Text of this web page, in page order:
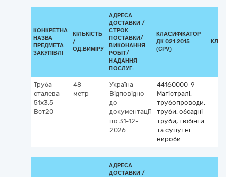
КОНКРЕТНА
НАЗВА
ПРЕДМЕТА
ЗАКУПІВЛІ
КІЛЬКІСТЬ
/
ОД.ВИМІРУ
АДРЕСА
ДОСТАВКИ /
СТРОК
ПОСТАВКИ/
ВИКОНАННЯ
РОБІТ/
НАДАННЯ
ПОСЛУГ:
КЛАСИФІКАТОР
ДК 021:2015
(CPV)
Труба
сталева
51х3,5
Вст20
48
метр
Україна
Відповідно
до
документації
по 31-12-
2026
44160000-9
Магістралі,
трубопроводи,
труби, обсадні
труби, тюбінги
та супутні
вироби
АДРЕСА
ДОСТАВКИ /